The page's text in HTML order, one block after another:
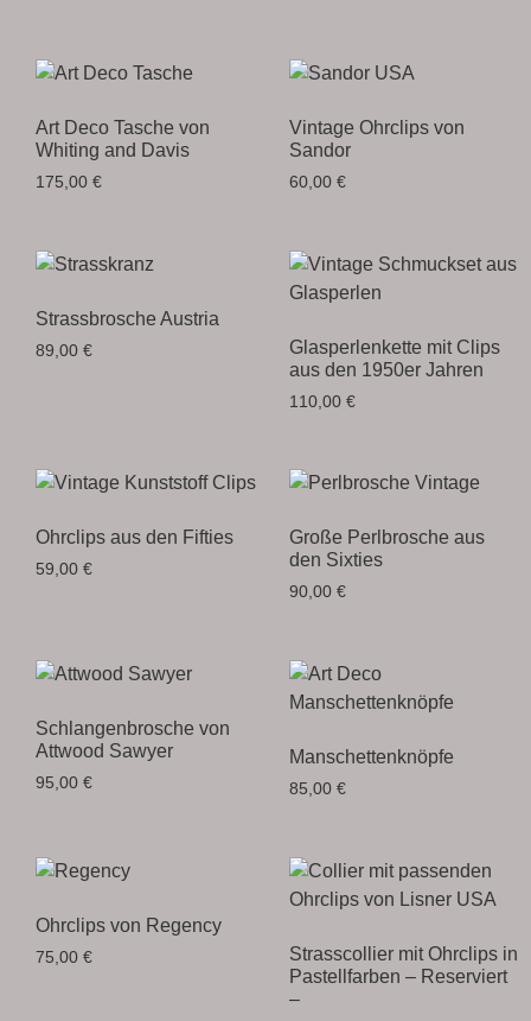
Art Deco Tasche von
Whiting and Davis
175,00 €
Vintage Ohrclips von
Sandor
60,00 €
Strassbrosche Austria
89,00 €
Glasperlenkette mit Clips
aus den 1950er Jahren
110,00 €
Ohrclips aus den Fifties
59,00 €
Große Perlbrosche aus
den Sixties
90,00 €
Schlangenbrosche von
Attwood Sawyer
95,00 €
Manschettenknöpfe
85,00 €
Ohrclips von Regency
75,00 €
Strasscollier mit Ohrclips in
Pastellfarben – Reserviert
–